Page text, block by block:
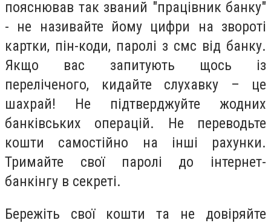
пояснював так званий "працівник банку"
- не називайте йому цифри на звороті
картки, пін-коди, паролі з смс від банку.
Якщо вас запитують щось із
переліченого, кидайте слухавку – це
шахрай! Не підтверджуйте жодних
банківських операцій. Не переводьте
кошти самостійно на інші рахунки.
Тримайте свої паролі до інтернет-
банкінгу в секреті.
Бережіть свої кошти та не довіряйте